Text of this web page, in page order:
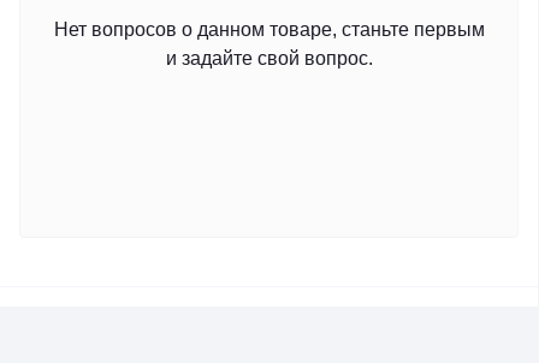
Нет вопросов о данном товаре, станьте первым
и задайте свой вопрос.